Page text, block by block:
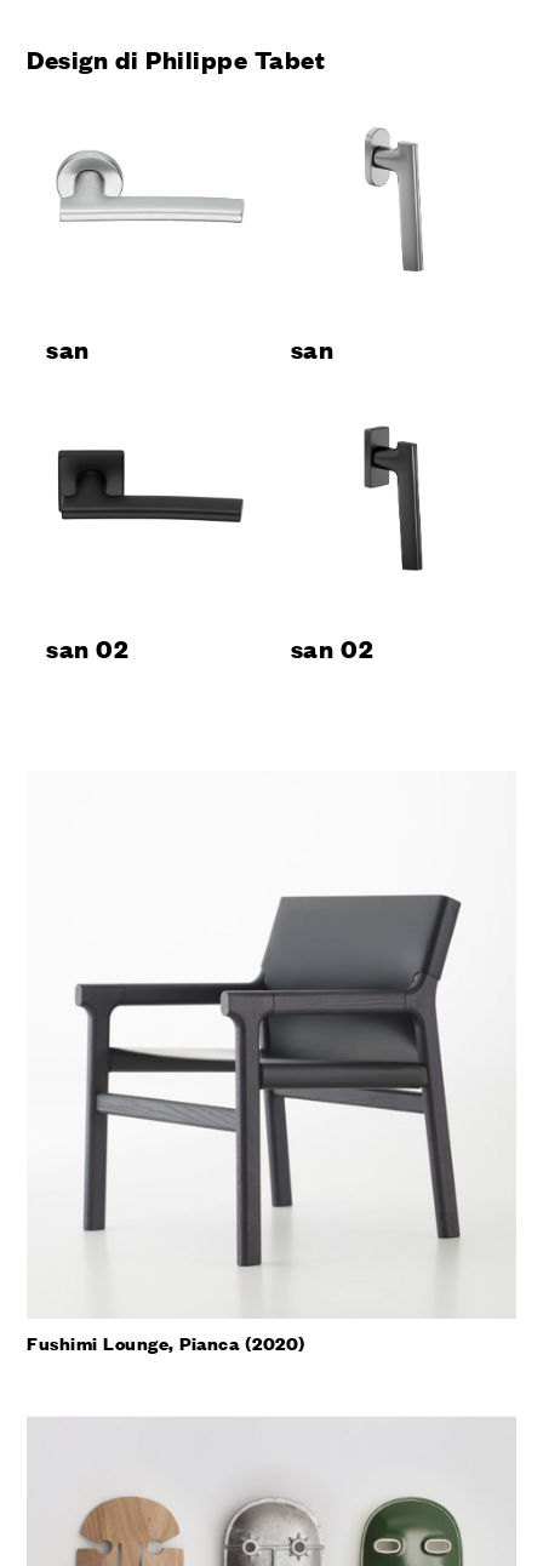
Design di Philippe Tabet
san san
san 02 san 02
Fushimi Lounge, Pianca (2020)